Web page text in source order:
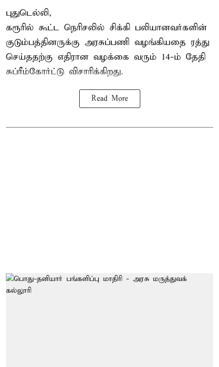
புதுடெல்லி,
கரூரில் கூட்ட நெரிசலில் சிக்கி பலியானவர்களின்
குடும்பத்தினருக்கு அரசுப்பணி வழங்கியதை ரத்து
செய்ததற்கு எதிரான வழக்கை வரும் 14-ம் தேதி
சுப்ரீம்கோர்ட்டு விசாரிக்கிறது.
Read More